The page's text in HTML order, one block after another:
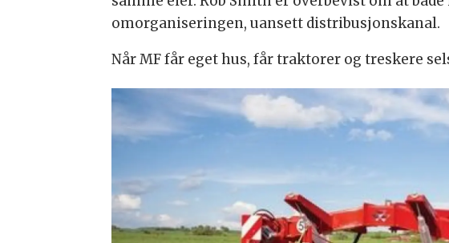
omorganiseringen, uansett distribusjonskanal.
Når MF får eget hus, får traktorer og treskere